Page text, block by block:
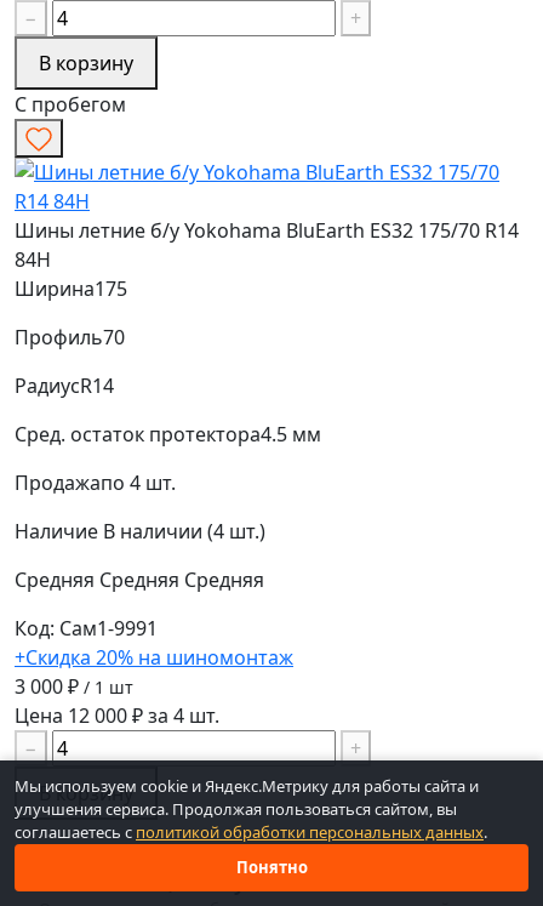
−
+
В корзину
С пробегом
Шины летние б/у Yokohama BluEarth ES32 175/70 R14
84H
Ширина175
Профиль70
РадиусR14
Сред. остаток протектора4.5 мм
Продажапо 4 шт.
Наличие В наличии (4 шт.)
Средняя Средняя Средняя
Код: Сам1-9991
+Скидка 20% на шиномонтаж
3 000 ₽ / 1 шт
Цена 12 000 ₽ за 4 шт.
−
+
В корзину
Не нашли то, что нужно?
Мы используем cookie и Яндекс.Метрику для работы сайта и
улучшения сервиса. Продолжая пользоваться сайтом, вы
соглашаетесь с политикой обработки персональных данных.
Понятно